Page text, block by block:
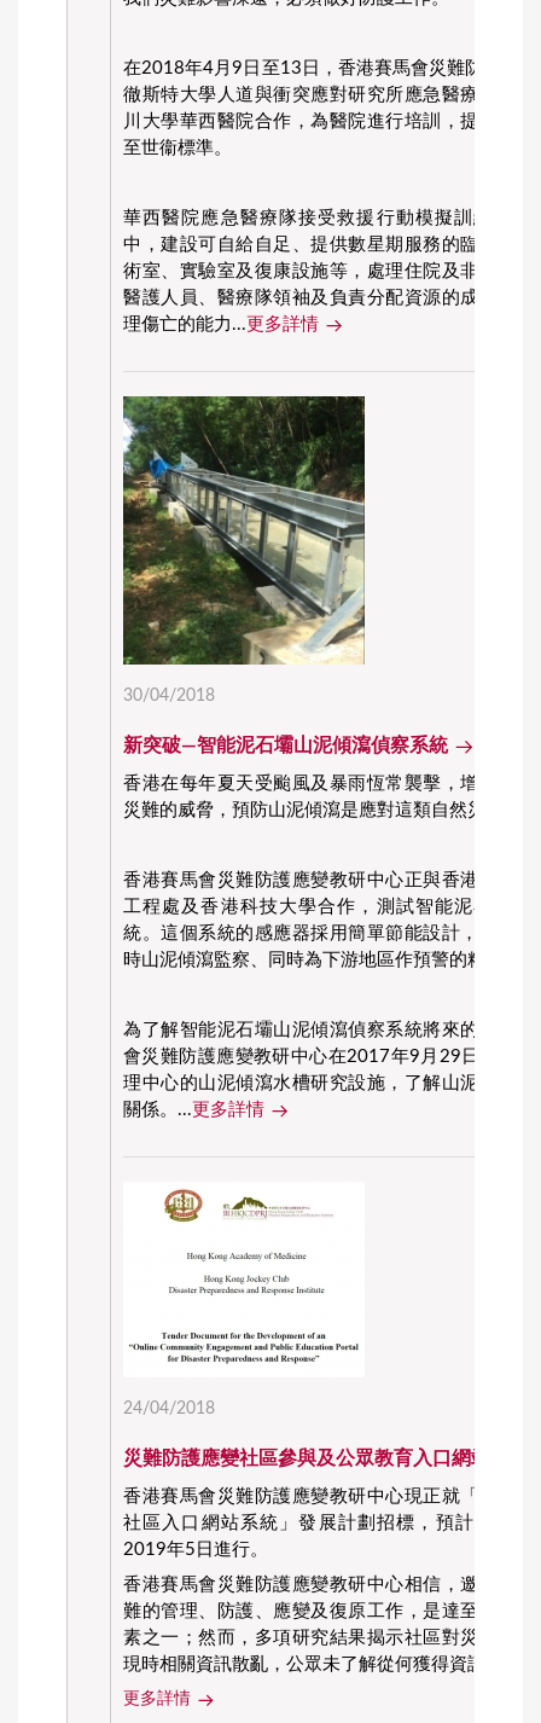
在2018年4月9日至13日，香港賽馬會災難防護應
徹斯特大學人道與衝突應對研究所應急醫療隊世衞
川大學華西醫院合作，為醫院進行培訓，提升其應
至世衞標準。
華西醫院應急醫療隊接受救援行動模擬訓練，在
中，建設可自給自足、提供數星期服務的臨時醫院
術室、實驗室及復康設施等，處理住院及非住院病
醫護人員、醫療隊領袖及負責分配資源的成員應付
理傷亡的能力... 更多詳情
30/04/2018
新突破—智能泥石壩山泥傾瀉偵察系統
香港在每年夏天受颱風及暴雨恆常襲擊，增加了山
災難的威脅，預防山泥傾瀉是應對這類自然災害的
香港賽馬會災難防護應變教研中心正與香港土木工
工程處及香港科技大學合作，測試智能泥石壩山
統。這個系統的感應器採用簡單節能設計，將會是
時山泥傾瀉監察、同時為下游地區作預警的精確系
為了解智能泥石壩山泥傾瀉偵察系統將來的研究發
會災難防護應變教研中心在2017年9月29日，參觀
理中心的山泥傾瀉水槽研究設施，了解山泥傾瀉及
關係。... 更多詳情
24/04/2018
災難防護應變社區參與及公眾教育入口網站系統
香港賽馬會災難防護應變教研中心現正就「一站式
社區入口網站系統」發展計劃招標，預計計劃在
2019年5日進行。
香港賽馬會災難防護應變教研中心相信，邀請市民
難的管理、防護、應變及復原工作，是達至全民應
素之一；然而，多項研究結果揭示社區對災難資訊
現時相關資訊散亂，公眾未了解從何獲得資訊
更多詳情